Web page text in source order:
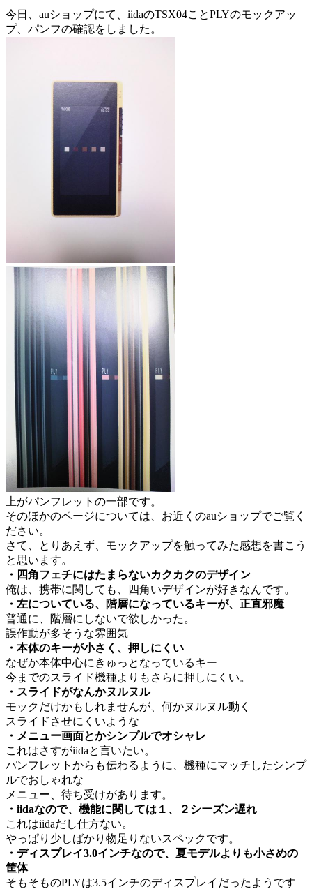
今日、auショップにて、iidaのTSX04ことPLYのモックアッ
プ、パンフの確認をしました。
上がパンフレットの一部です。
そのほかのページについては、お近くのauショップでご覧く
ださい。
さて、とりあえず、モックアップを触ってみた感想を書こう
と思います。
・四角フェチにはたまらないカクカクのデザイン
俺は、携帯に関しても、四角いデザインが好きなんです。
・左についている、階層になっているキーが、正直邪魔
普通に、階層にしないで欲しかった。
誤作動が多そうな雰囲気
・本体のキーが小さく、押しにくい
なぜか本体中心にきゅっとなっているキー
今までのスライド機種よりもさらに押しにくい。
・スライドがなんかヌルヌル
モックだけかもしれませんが、何かヌルヌル動く
スライドさせにくいような
・メニュー画面とかシンプルでオシャレ
これはさすがiidaと言いたい。
パンフレットからも伝わるように、機種にマッチしたシンプ
ルでおしゃれな
メニュー、待ち受けがあります。
・iidaなので、機能に関しては１、２シーズン遅れ
これはiidaだし仕方ない。
やっぱり少しばかり物足りないスペックです。
・ディスプレイ3.0インチなので、夏モデルよりも小さめの
筐体
そもそものPLYは3.5インチのディスプレイだったようです